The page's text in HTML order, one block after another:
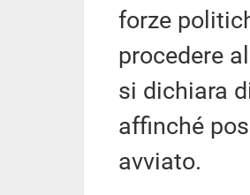
forze
procedere
si dichiara
affinché
avviato.